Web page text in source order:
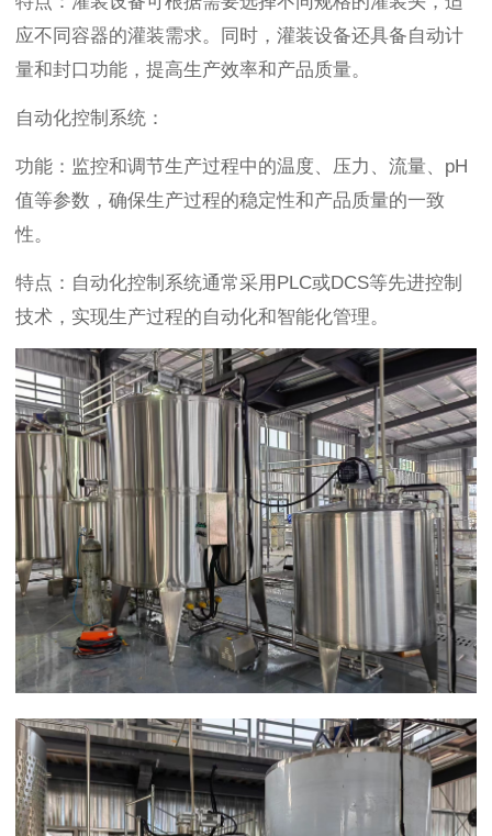
应不同容器的灌装需求。同时，灌装设备还具备自动计
量和封口功能，提高生产效率和产品质量。
自动化控制系统：
功能：监控和调节生产过程中的温度、压力、流量、pH
值等参数，确保生产过程的稳定性和产品质量的一致
性。
特点：自动化控制系统通常采用PLC或DCS等先进控制
技术，实现生产过程的自动化和智能化管理。